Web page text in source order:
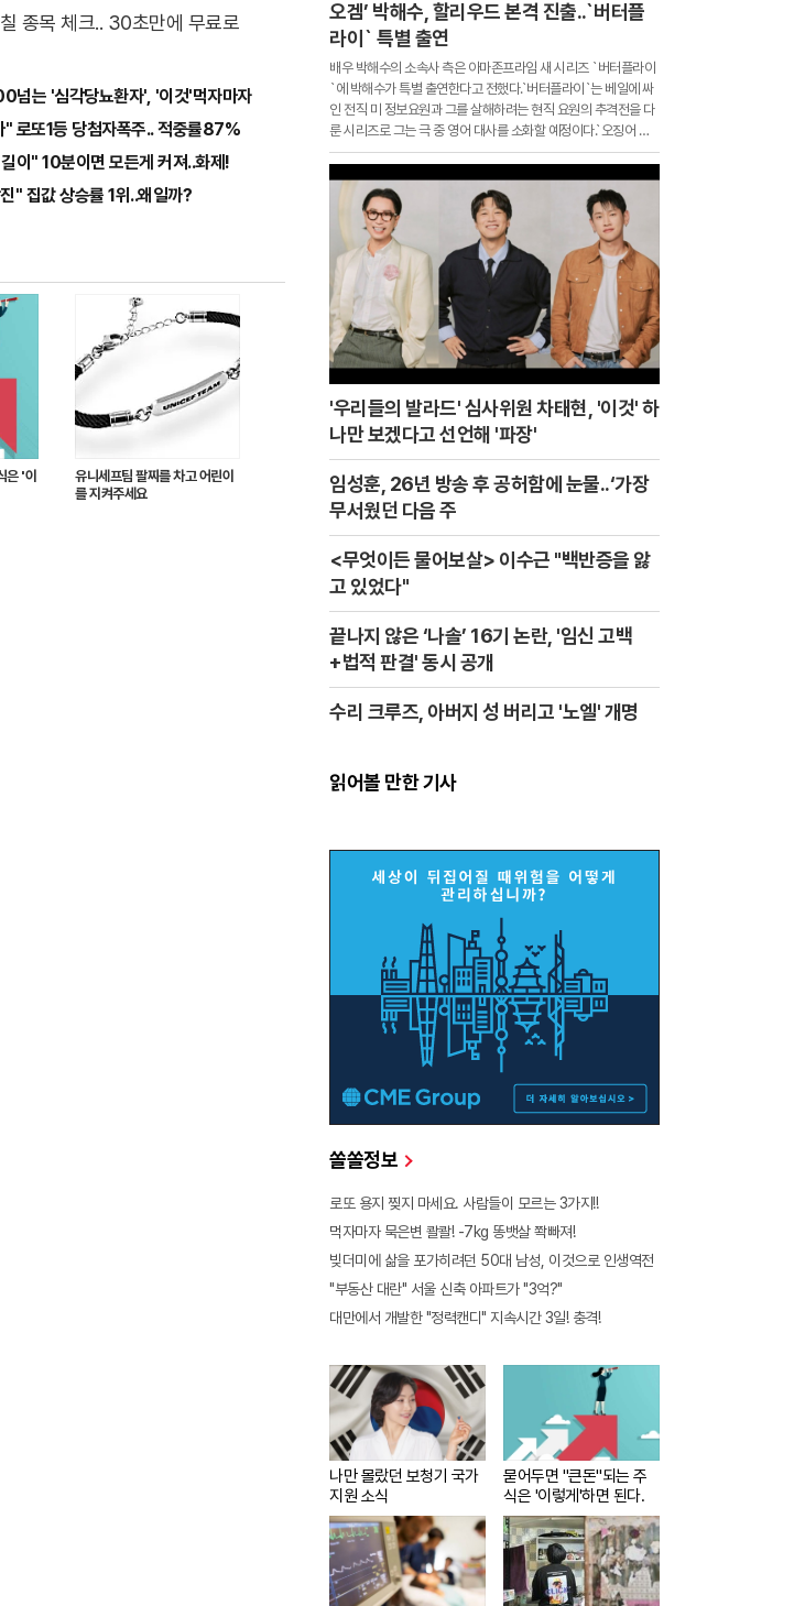
종목 체크.. 30초만에 무료로
품지원!!
넘는 '심각당뇨환자', '이것'먹자마자
" 로또1등 당첨자폭주.. 적중률87%
이" 10분이면 모든게 커져..화제!
" 집값 상승률 1위..왜일까?
은 '이
유니세프팀 팔찌를 차고 어린이
를 지켜주세요
오겜’ 박해수, 할리우드 본격 진출..`버터플
라이` 특별 출연
배우 박해수의 소속사 측은 아마존프라임 새 시리즈 `버터플라이
`에 박해수가 특별 출연한다고 전했다.`버터플라이`는 베일에 싸
인 전직 미 정보요원과 그를 살해하려는 현직 요원의 추격전을 다
룬 시리즈로 그는 극 중 영어 대사를 소화할 예정이다.`오징어 게
임`에서 최후의 2인 조상우 역을 통해 전 세계에 이름을 알린 그
74회 에미상에서 남우조연상 후보에 올랐던 그는 이후 미국 대형
에이전시 UTA와 계약을 맺고 본격적인 해외 활동에 나서고 있다.
'우리들의 발라드' 심사위원 차태현, '이것' 하
나만 보겠다고 선언해 '파장'
임성훈, 26년 방송 후 공허함에 눈물..‘가장
무서웠던 다음 주
<무엇이든 물어보살> 이수근 "백반증을 앓
고 있었다"
끝나지 않은 ‘나솔’ 16기 논란, '임신 고백
+법적 판결' 동시 공개
수리 크루즈, 아버지 성 버리고 '노엘' 개명
읽어볼 만한 기사
쏠쏠정보
로또 용지 찢지 마세요. 사람들이 모르는 3가지!!
먹자마자 묵은변 콸콸! -7kg 똥뱃살 쫙빠져!
빚더미에 삶을 포가히려던 50대 남성, 이것으로 인생역전
"부동산 대란" 서울 신축 아파트가 "3억?"
대만에서 개발한 "정력캔디" 지속시간 3일! 충격!
나만 몰랐던 보청기 국가
지원 소식
묻어두면 "큰돈"되는 주
식은 '이렇게'하면 된다.